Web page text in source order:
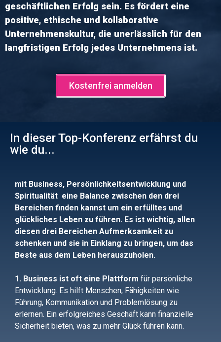
geschäftlichen Erfolg sein. Es fördert eine
positive, ethische und kollaborative
Unternehmenskultur, die unerlässlich für den
langfristigen Erfolg jedes Unternehmens ist.
Kostenfrei anmelden
In dieser Top-Konferenz erfährst du
wie du...
mit Business, Persönlichkeitsentwicklung und
Spiritualität eine Balance zwischen den drei
Bereichen finden kannst um ein erfülltes und
glückliches Leben zu führen. Es ist wichtig, allen
diesen drei Bereichen Aufmerksamkeit zu
schenken und sie in Einklang zu bringen, um das
Beste aus dem Leben herauszuholen.
1. Business ist oft eine Plattform für persönliche
Entwicklung. Es hilft Menschen, Fähigkeiten wie
Führung, Kommunikation und Problemlösung zu
erlernen. Ein erfolgreiches Geschäft kann finanzielle
Sicherheit bieten, was zu mehr Glück führen kann.